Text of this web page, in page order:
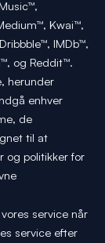
Kwai™,
IMDb™,
og Reddit™.
herunder
enhver
de
til at
og politikker for
service når
service efter